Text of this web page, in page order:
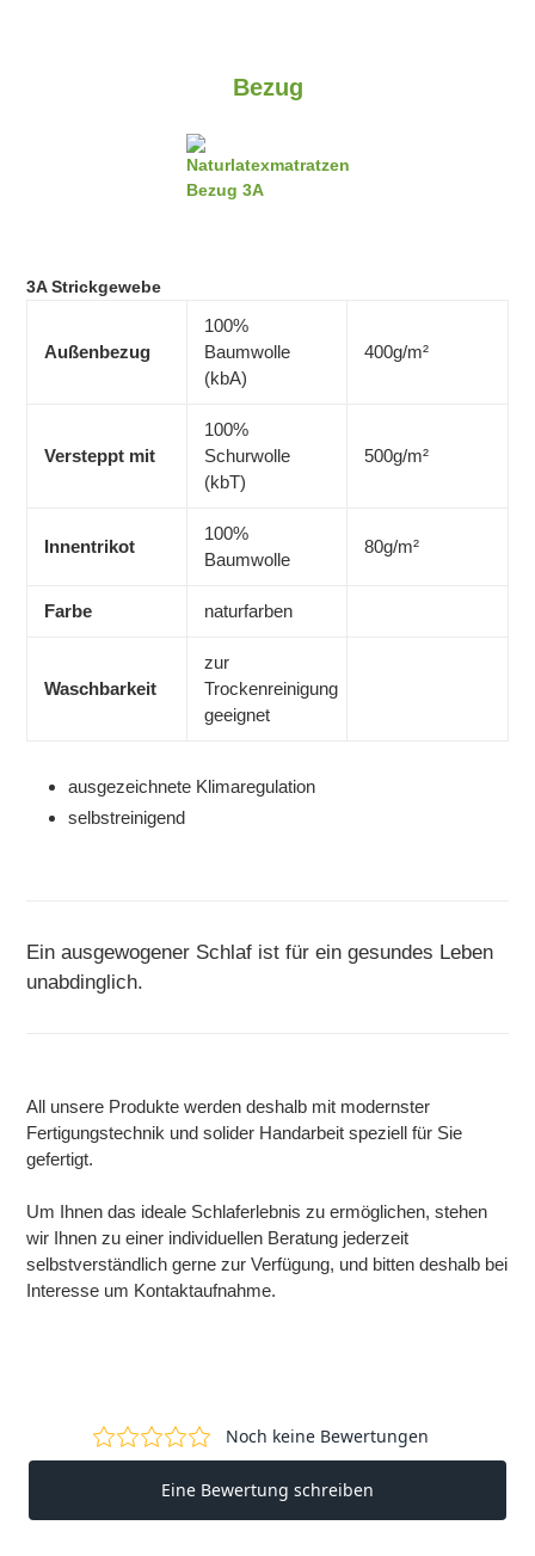
Bezug
3A Strickgewebe
Außenbezug
100%
Baumwolle
(kbA)
400g/m²
Versteppt mit
100%
Schurwolle
(kbT)
500g/m²
Innentrikot
100%
Baumwolle
80g/m²
Farbe naturfarben
Waschbarkeit
zur
Trockenreinigung
geeignet
ausgezeichnete Klimaregulation
selbstreinigend
Ein ausgewogener Schlaf ist für ein gesundes Leben
unabdinglich.
All unsere Produkte werden deshalb mit modernster
Fertigungstechnik und solider Handarbeit speziell für Sie
gefertigt.
Um Ihnen das ideale Schlaferlebnis zu ermöglichen, stehen
wir Ihnen zu einer individuellen Beratung jederzeit
selbstverständlich gerne zur Verfügung, und bitten deshalb bei
Interesse um Kontaktaufnahme.